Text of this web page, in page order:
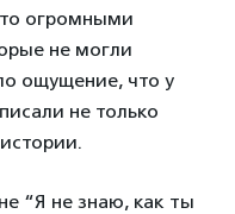
огромными
не могли
ощущение, что у
не только
“Я не знаю, как ты